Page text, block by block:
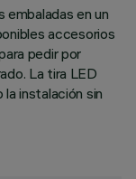
en un
accesorios
pedir por
La tira LED
instalación sin